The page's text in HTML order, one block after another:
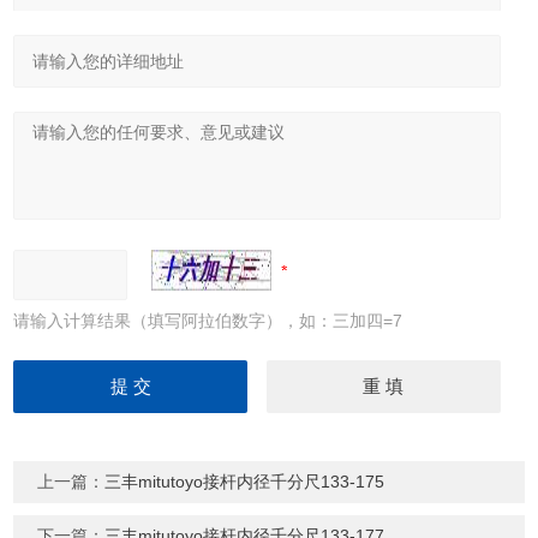
请输入计算结果（填写阿拉伯数字），如：三加四=7
上一篇： 三丰mitutoyo接杆内径千分尺133-175